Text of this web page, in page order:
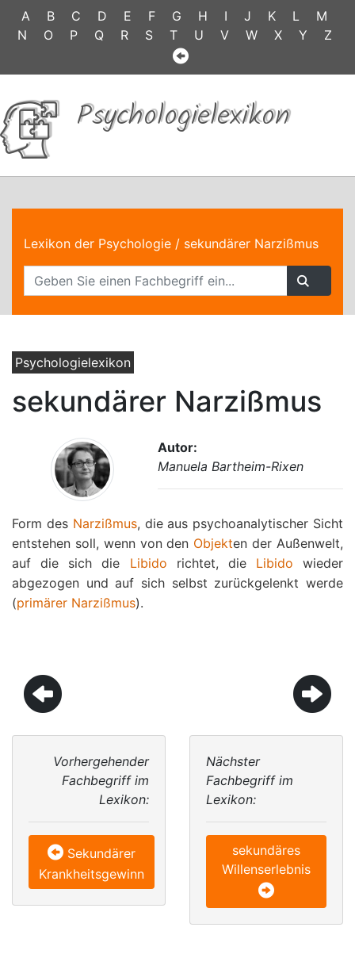
A B C D E F G H I J K L
M
N
O P Q R S T U V W X Y Z
Psychologielexikon
Lexikon der Psychologie / sekundärer Narzißmus
Psychologielexikon
sekundärer Narzißmus
Autor:
Manuela Bartheim-Rixen
Form des Narzißmus, die aus psychoanalytischer Sicht
entstehen soll, wenn von den Objekten der Außenwelt,
auf die sich die Libido richtet, die Libido wieder
abgezogen und auf sich selbst zurückgelenkt werde
(primärer Narzißmus).
Vorhergehender
Fachbegriff im
Lexikon:
Sekundärer
Krankheitsgewinn
Nächster
Fachbegriff im
Lexikon:
sekundäres
Willenserlebnis